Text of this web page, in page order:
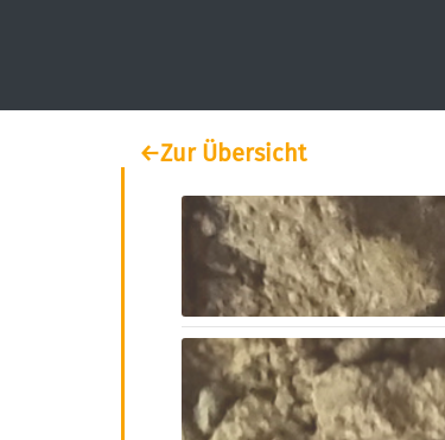
←Zur Übersicht